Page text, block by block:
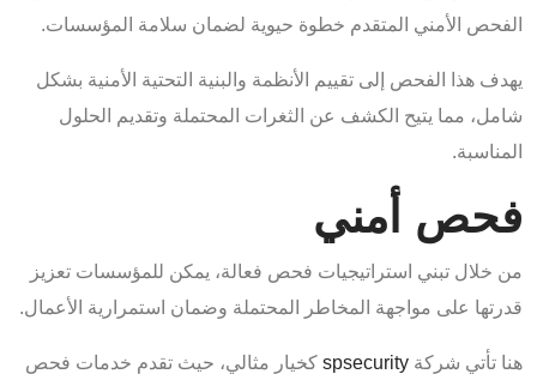
الفحص الأمني المتقدم خطوة حيوية لضمان سلامة المؤسسات.
يهدف هذا الفحص إلى تقييم الأنظمة والبنية التحتية الأمنية بشكل
شامل، مما يتيح الكشف عن الثغرات المحتملة وتقديم الحلول
المناسبة.
فحص أمني
من خلال تبني استراتيجيات فحص فعالة، يمكن للمؤسسات تعزيز
قدرتها على مواجهة المخاطر المحتملة وضمان استمرارية الأعمال.
هنا تأتي شركة spsecurity كخيار مثالي، حيث تقدم خدمات فحص